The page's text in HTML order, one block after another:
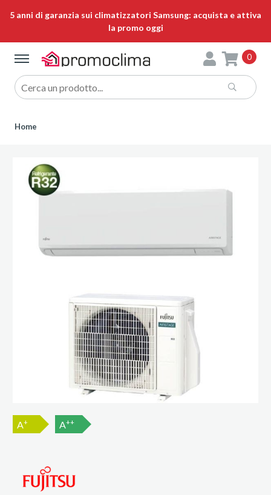
5 anni di garanzia sui climatizzatori Samsung: acquista e attiva
la promo oggi
0
Home
A+ A++